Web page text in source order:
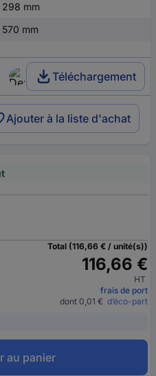
298 mm
570 mm
Téléchargement
Ajouter à la liste d'achat
Total (116,66 € / unité(s))
116,66 €
HT
frais de port
dont 0,01 € d’éco-part
au panier